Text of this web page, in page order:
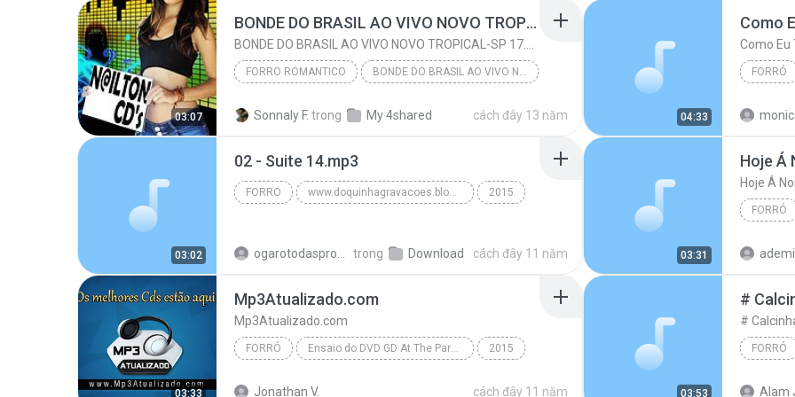
03:07
BONDE DO BRASIL AO VIVO NOVO TROPICAL-SP 17.04.2012 N@ILTON CD's
FORRO ROMANTICO BONDE DO BRASIL AO VIVO NOVO TROPICAL-SP 17.04.2012 N@ILTON CD's
Sonnaly F. trong My 4shared cách đây 13 năm 04:33
Como
Como Eu
FORRÓ
03:02
02 - Suite 14.mp3
FORRO www.doquinhagravacoes.blogspot.com.br 2015
trong Download cách đây 11 năm 03:31
Hoje Á
Hoje Á
FORRÓ
03:33
Mp3Atualizado.com
Mp3Atualizado.com
FORRÓ Ensaio do DVD GD At The Park - www.Mp3Atualizado.com 2015
Jonathan V. cách đây 11 năm 03:53
#
#
FORRÓ
Alam